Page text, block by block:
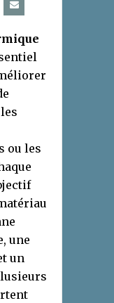
ou les
une
un